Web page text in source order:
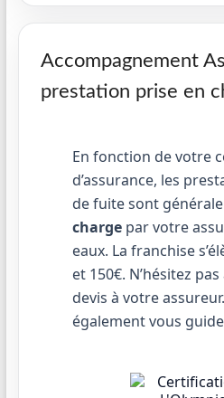
Accompagnement
prestation prise en
En fonction de votre
d’assurance, les
de fuite sont
chargepar votre
eaux. La franchise
et 150€. N’hésitez
devis à votre
également vous